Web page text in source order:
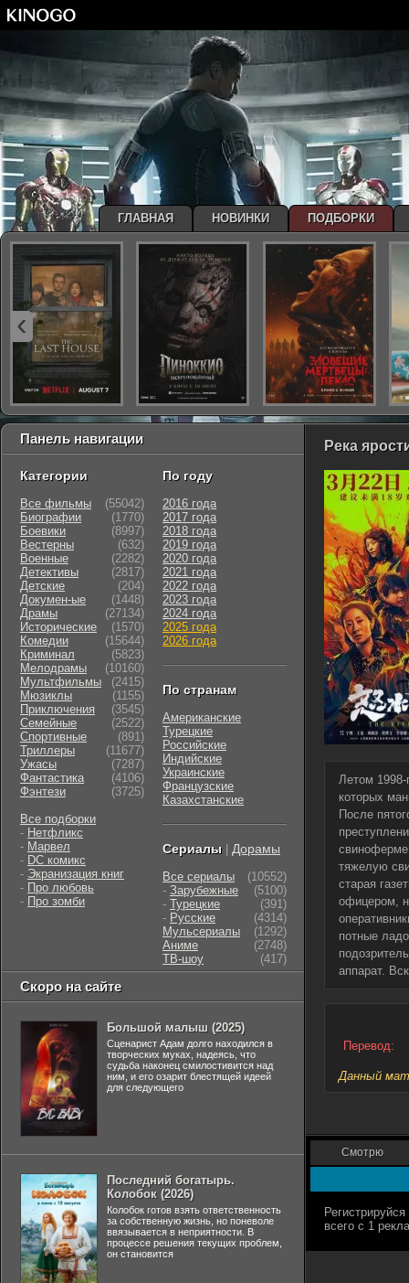
Река
Летом 1998-
которых
После
тяжелую
старая
офицером,
потные
аппарат.
Перевод:
Данный
Смотрю
Панель навигации
Категории
Все фильмы
(55042)
Биографии
(1770)
Боевики
(8997)
Вестерны
(632)
Военные
(2282)
Детективы
(2817)
Детские
(204)
Докумен-ые
(1448)
Драмы
(27134)
Исторические
(1570)
Комедии
(15644)
Криминал
(5823)
Мелодрамы
(10160)
Мультфильмы
(2415)
Мюзиклы
(1155)
Приключения
(3545)
Семейные
(2522)
Cпортивные
(891)
Триллеры
(11677)
Ужасы
(7287)
Фантастика
(4106)
Фэнтези
(3725)
Все подборки
- Нетфликс
- Марвел
- DC комикс
- Экранизация книг
- Про любовь
- Про зомби
По году
2016 года
2017 года
2018 года
2019 года
2020 года
2021 года
2022 года
2023 года
2024 года
2025 года
2026 года
По странам
Американские
Турецкие
Российские
Индийские
Украинские
Французские
Казахстанские
Сериалы Дорамы
Все сериалы
(10552)
- Зарубежные
(5100)
- Турецкие
(391)
- Русские
(4314)
Мульсериалы
(1292)
Аниме
(2748)
ТВ-шоу
(417)
Скоро на сайте
Большой малыш (2025)
Сценарист Адам долго находился в
творческих муках, надеясь, что
судьба наконец смилостивится над
ним, и его озарит блестящей идеей
для следующего
Последний богатырь.
Колобок (2026)
Колобок готов взять ответственность
за собственную жизнь, но поневоле
ввязывается в неприятности. В
процессе решения текущих проблем,
он становится
ГЛАВНАЯ НОВИНКИ ПОДБОРКИ
‹